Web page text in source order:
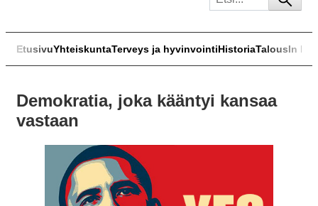
EtusivuYhteiskuntaTerveys ja hyvinvointiHistoriaTalousIn
Demokratia, joka kääntyi kansaa
vastaan